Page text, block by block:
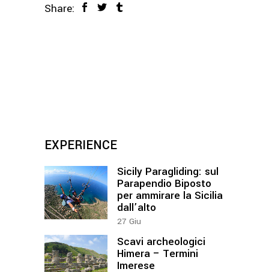
Share:
EXPERIENCE
Sicily Paragliding: sul
Parapendio Biposto
per ammirare la Sicilia
dall’alto
27 Giu
Scavi archeologici
Himera – Termini
Imerese